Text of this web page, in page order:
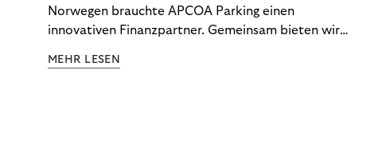
Norwegen brauchte APCOA Parking einen
innovativen Finanzpartner. Gemeinsam bieten wir
Erlebnis.
MEHR LESEN